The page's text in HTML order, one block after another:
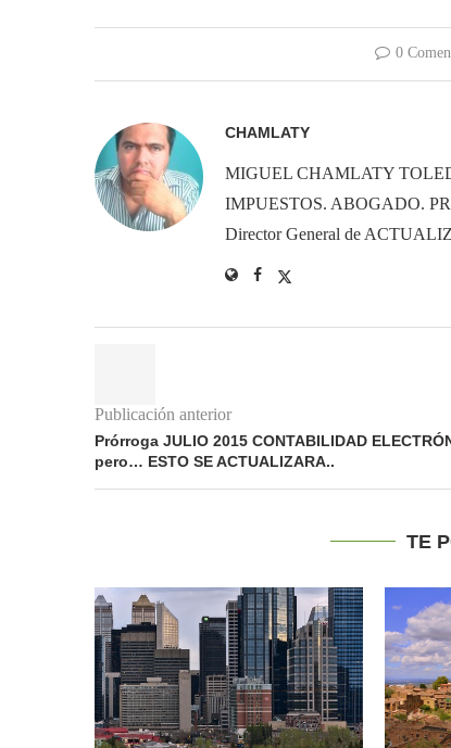
0
CHAMLATY
MIGUEL CHAMLATY
IMPUESTOS. ABOGADO.
Director General de
Publicación anterior
Prórroga JULIO 2015 CONTABILIDAD
pero… ESTO SE ACTUALIZARA..
TE